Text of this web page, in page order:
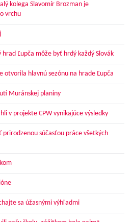
kolega Slavomír Brozman je
vrchu
Ľupča môže byť hrdý každý Slovák
otvorila hlavnú sezónu na hrade Ľupča
Muránskej planiny
v projekte CPW vynikajúce výsledky
prirodzenou súčasťou práce všetkých
sa úžasnými výhľadmi